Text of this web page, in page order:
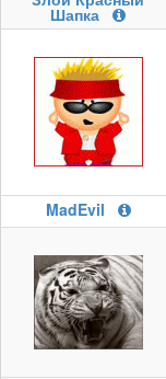
Шапка
MadEvil